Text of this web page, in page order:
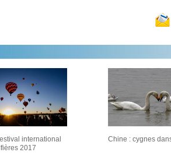
international
2017
Chine : cygnes